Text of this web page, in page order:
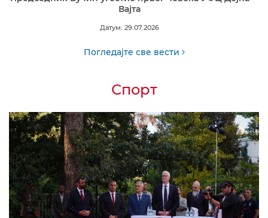
Вајта
Датум: 29.07.2026
Погледајте све вести
Спорт